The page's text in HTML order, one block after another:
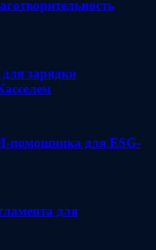
для зарядки
для ESG-
для